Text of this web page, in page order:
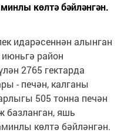
көлтә бәйләнгән.
идарәсеннән алынган
район
2765 гектарда
- печән, калганы
505 тонна печән
базланган, яшь
көлтә бәйләнгән.